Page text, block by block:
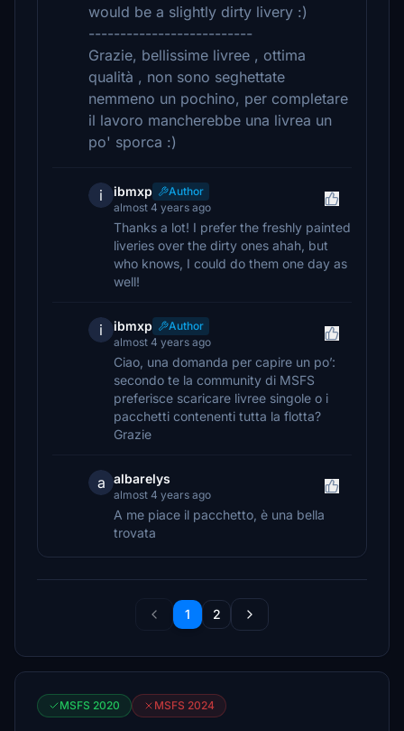
would be a slightly dirty livery :)
--------------------------
Grazie, bellissime livree , ottima
qualità , non sono seghettate
nemmeno un pochino, per completare
il lavoro mancherebbe una livrea un
po' sporca :)
i ibmxp
Author
almost 4 years ago
Thanks a lot! I prefer the freshly painted
liveries over the dirty ones ahah, but
who knows, I could do them one day as
well!
i ibmxp
Author
almost 4 years ago
Ciao, una domanda per capire un po’:
secondo te la community di MSFS
preferisce scaricare livree singole o i
pacchetti contenenti tutta la flotta?
Grazie
a albarelys
almost 4 years ago
A me piace il pacchetto, è una bella
trovata
1 2
MSFS 2020 MSFS 2024